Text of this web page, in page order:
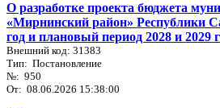
О разработке проекта бюджета
«Мирнинский район» Республики
год и плановый период 2028 и 2029
Внешний код: 31383
Тип: Постановление
№: 950
От: 08.06.2026 15:38:00